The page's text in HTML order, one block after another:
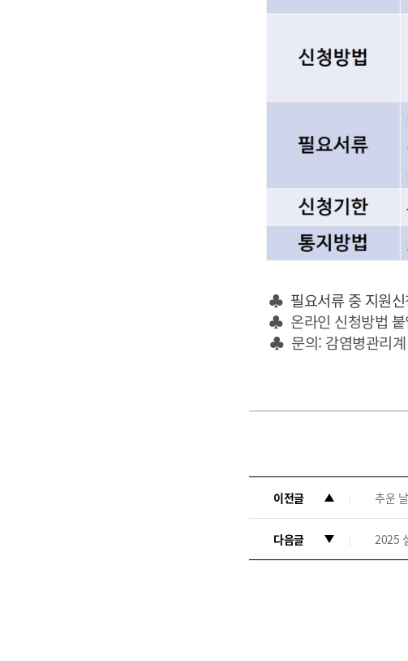
♣ 필요서류 중 지원
♣ 온라인 신청방법 붙
♣ 문의: 감염병관리
이전글 추운
다음글 2025